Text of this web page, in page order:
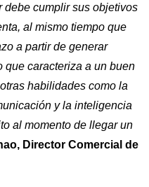
debe cumplir sus objetivos
al mismo tiempo que
a partir de generar
que caracteriza a un buen
habilidades como la
y la inteligencia
al momento de llegar un
Director Comercial de